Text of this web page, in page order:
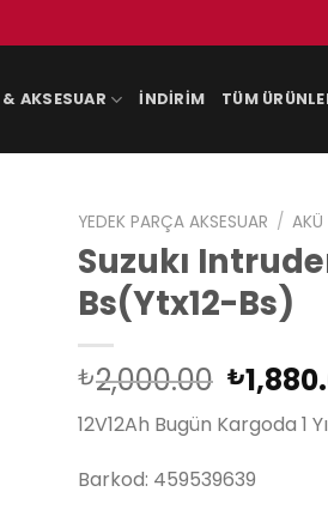
AKSESUAR İNDIRIM TÜM
YEDEK PARÇA AKSESUAR / AKÜ
Suzukı
Bs(Ytx12-Bs)
₺2,000.00
fiyat:
₺
12V12Ah Bugün Kargoda 1
Barkod: 459539639